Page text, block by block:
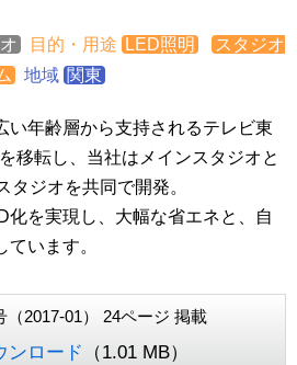
目的・用途 LED照明
スタジオ
地域 関東
い年齢層から支持されるテレビ東
移転し、当社はメインスタジオと
タジオを共同で開発。
化を実現し、大幅な省エネと、自
います。
（2017-01） 24ページ 掲載
ンロード （1.01 MB）